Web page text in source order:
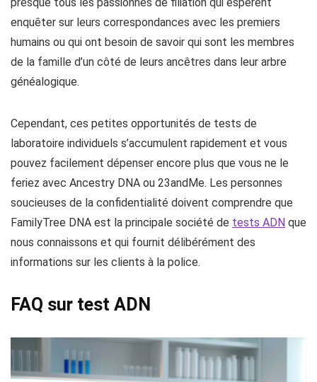
presque tous les passionnés de filiation qui espèrent
enquêter sur leurs correspondances avec les premiers
humains ou qui ont besoin de savoir qui sont les membres
de la famille d’un côté de leurs ancêtres dans leur arbre
généalogique.
Cependant, ces petites opportunités de tests de
laboratoire individuels s’accumulent rapidement et vous
pouvez facilement dépenser encore plus que vous ne le
feriez avec Ancestry DNA ou 23andMe. Les personnes
soucieuses de la confidentialité doivent comprendre que
FamilyTree DNA est la principale société de tests ADN que
nous connaissons et qui fournit délibérément des
informations sur les clients à la police.
FAQ sur test ADN